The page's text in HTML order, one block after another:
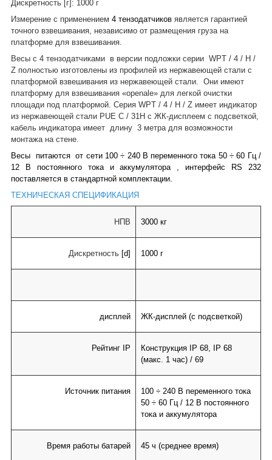
Дискретность [г]: 1000 г
Измерение с применением 4 тензодатчиков является гарантией
точного взвешивания, независимо от размещения груза на
платформе для взвешивания.
Весы с 4 тензодатчиками в версии подложки серии WPT / 4 / H /
Z полностью изготовлены из профилей из нержавеющей стали с
платформой взвешивания из нержавеющей стали. Они имеют
платформу для взвешивания «openale» для легкой очистки
площади под платформой. Серия WPT / 4 / H / Z имеет индикатор
из нержавеющей стали PUE C / 31H с ЖК-дисплеем с подсветкой,
кабель индикатора имеет длину 3 метра для возможности
монтажа на стене.
Весы питаются от сети 100 ÷ 240 В переменного тока 50 ÷ 60 Гц /
12 В постоянного тока и аккумулятора ,интерфейс RS 232
поставляется в стандартной комплектации.
ТЕХНИЧЕСКАЯ СПЕЦИФИКАЦИЯ
НПВ 3000 кг
Дискретность [d] 1000 г
дисплей ЖК-дисплей (с подсветкой)
Рейтинг IP
Конструкция IP 68, IP 68
(макс. 1 час) / 69
Источник питания
100 ÷ 240 В переменного тока
50 ÷ 60 Гц / 12 В постоянного
тока и аккумулятора
Время работы батарей 45 ч (среднее время)